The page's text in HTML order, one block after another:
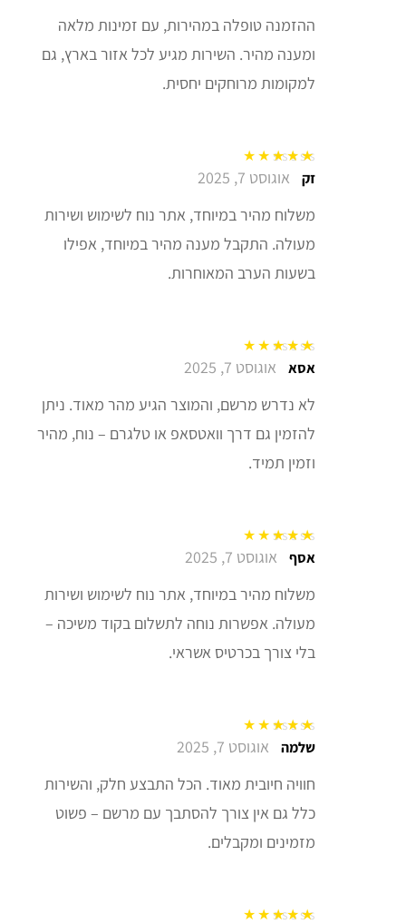
ההזמנה טופלה במהירות, עם זמינות מלאה
ומענה מהיר. השירות מגיע לכל אזור בארץ, גם
למקומות מרוחקים יחסית.
דורג5 מתוך 5 זק אוגוסט 7, 2025
משלוח מהיר במיוחד, אתר נוח לשימוש ושירות
מעולה. התקבל מענה מהיר במיוחד, אפילו
בשעות הערב המאוחרות.
דורג5מתוך 5אסא אוגוסט 7, 2025
לא נדרש מרשם, והמוצר הגיע מהר מאוד. ניתן
להזמין גם דרך וואטסאפ או טלגרם – נוח, מהיר
וזמין תמיד.
דורג5מתוך 5אסף אוגוסט 7, 2025
משלוח מהיר במיוחד, אתר נוח לשימוש ושירות
מעולה. אפשרות נוחה לתשלום בקוד משיכה –
בלי צורך בכרטיס אשראי.
דורג5מתוך 5שלמה אוגוסט 7, 2025
חוויה חיובית מאוד. הכל התבצע חלק, והשירות
כלל גם אין צורך להסתבך עם מרשם – פשוט
מזמינים ומקבלים.